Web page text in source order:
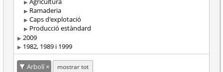
Ramaderia
Caps d'explotació
Producció estàndard
2009
1982, 1989 i 1999
Arbolí mostrar tot